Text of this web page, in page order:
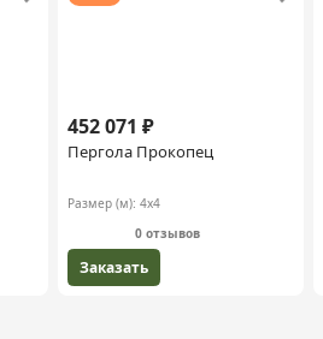
452 071 ₽
Пергола Прокопец
Размер (м): 4х4
0 отзывов
Заказать